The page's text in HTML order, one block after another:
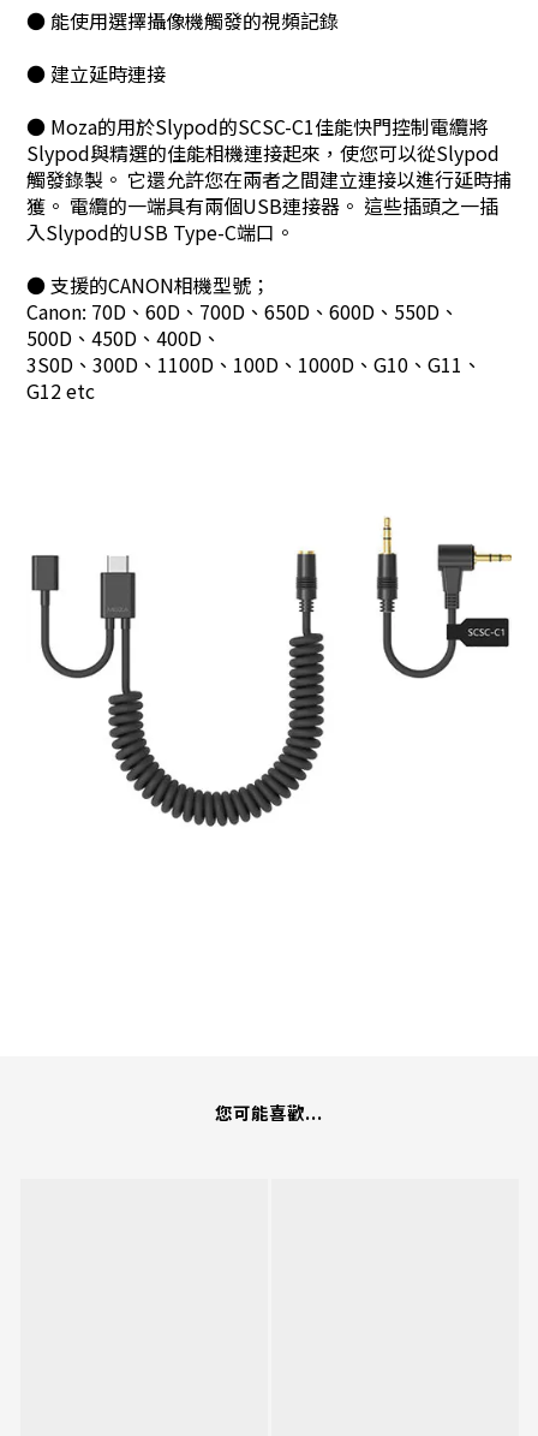
● 能使用選擇攝像機觸發的視頻記錄
● 建立延時連接
● Moza的用於Slypod的SCSC-C1佳能快門控制電纜將
Slypod與精選的佳能相機連接起來，使您可以從Slypod
觸發錄製。 它還允許您在兩者之間建立連接以進行延時捕
獲。 電纜的一端具有兩個USB連接器。 這些插頭之一插
入Slypod的USB Type-C端口。
● 支援的CANON相機型號；
Canon: 70D、60D、700D、650D、600D、550D、
500D、450D、400D、
3S0D、300D、1100D、100D、1000D、G10、G11、
G12 etc
您可能喜歡...